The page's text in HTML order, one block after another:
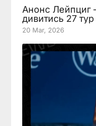
Анонс Лейпциг
дивитись 27 тур
20 Mar, 2026